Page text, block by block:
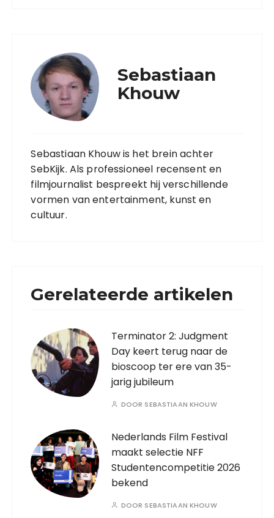
Sebastiaan
Khouw
Sebastiaan Khouw is het brein achter
SebKijk. Als professioneel recensent en
filmjournalist bespreekt hij verschillende
vormen van entertainment, kunst en
cultuur.
Gerelateerde artikelen
Terminator 2: Judgment
Day keert terug naar de
bioscoop ter ere van 35-
jarig jubileum
DOOR SEBASTIAAN KHOUW
Nederlands Film Festival
maakt selectie NFF
Studentencompetitie 2026
bekend
DOOR SEBASTIAAN KHOUW